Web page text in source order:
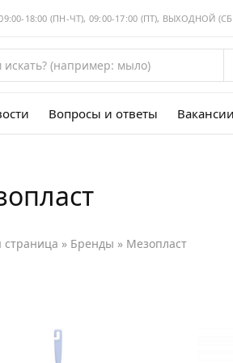
18:00 (ПН-ЧТ), 09:00-17:00 (ПТ), ВЫХОДНОЙ
Вопросы и ответы Вакансии
страница » Бренды » Мезопласт